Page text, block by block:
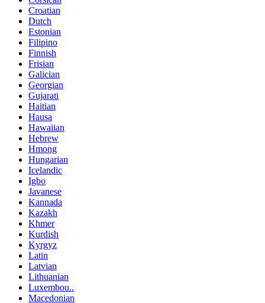
Croatian
Dutch
Estonian
Filipino
Finnish
Frisian
Galician
Georgian
Gujarati
Haitian
Hausa
Hawaiian
Hebrew
Hmong
Hungarian
Icelandic
Igbo
Javanese
Kannada
Kazakh
Khmer
Kurdish
Kyrgyz
Latin
Latvian
Lithuanian
Luxembou..
Macedonian